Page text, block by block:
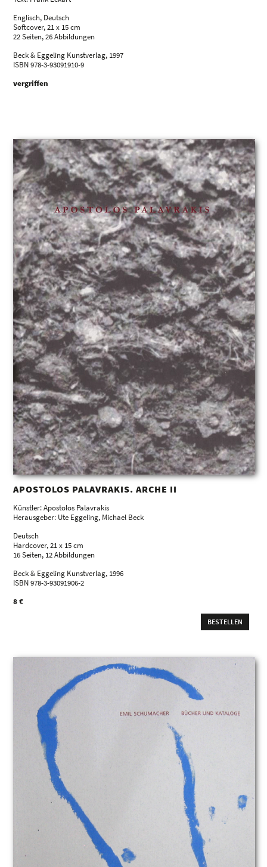
Englisch, Deutsch
Softcover, 21 x 15 cm
22 Seiten, 26 Abbildungen
Beck & Eggeling Kunstverlag, 1997
ISBN 978-3-93091910-9
vergriffen
APOSTOLOS PALAVRAKIS. ARCHE II
Künstler: Apostolos Palavrakis
Herausgeber: Ute Eggeling, Michael Beck
Deutsch
Hardcover, 21 x 15 cm
16 Seiten, 12 Abbildungen
Beck & Eggeling Kunstverlag, 1996
ISBN 978-3-93091906-2
8 €
BESTELLEN